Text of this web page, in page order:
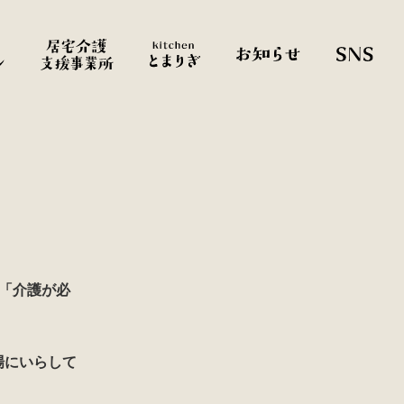
「介護が必
いらして